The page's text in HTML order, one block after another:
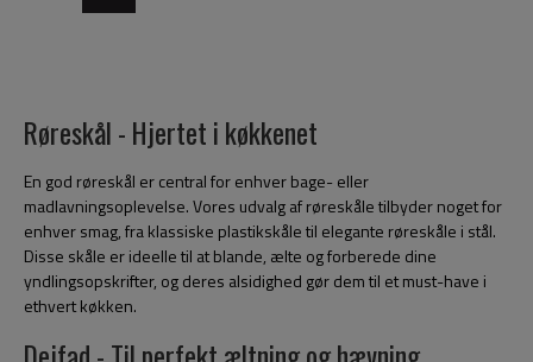
Røreskål - Hjertet i køkkenet
En god røreskål er central for enhver bage- eller
madlavningsoplevelse. Vores udvalg af røreskåle tilbyder noget for
enhver smag, fra klassiske plastikskåle til elegante røreskåle i stål.
Disse skåle er ideelle til at blande, ælte og forberede dine
yndlingsopskrifter, og deres alsidighed gør dem til et must-have i
ethvert køkken.